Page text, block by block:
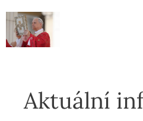
Aktuální